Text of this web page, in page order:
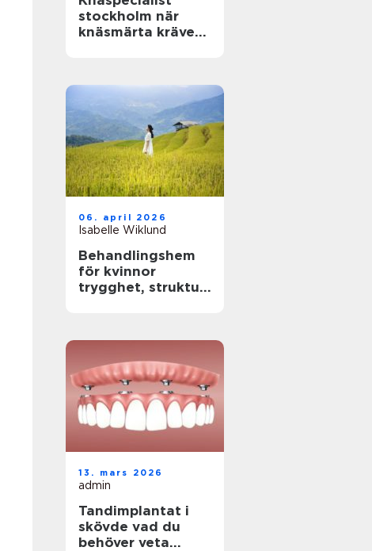
stockholm när
knäsmärta kräver
06. april 2026
Isabelle Wiklund
Behandlingshem
för kvinnor
trygghet, struktur
13. mars 2026
admin
Tandimplantat i
skövde vad du
behöver veta